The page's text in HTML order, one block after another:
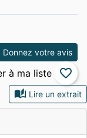
auto_stories Lire un extrait
Donnez votre avis
favorite_border